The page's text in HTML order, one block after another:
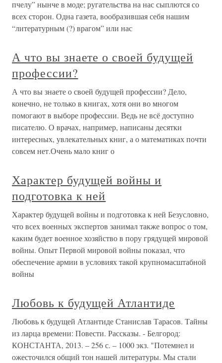
пчелу” нынче в моде; ругательства на нас сыплются со
всех сторон. Одна газета, вообразившая себя нашим
“литературным (?) врагом” или нас
А что вы знаете о своей будущей
профессии?
А что вы знаете о своей будущей профессии? Дело,
конечно, не только в книгах, хотя они во многом
помогают в выборе профессии. Ведь не всё доступно
писателю. О врачах, например, написаны десятки
интересных, увлекательных книг, а о математиках почти
совсем нет.Очень мало книг о
Характер будущей войны и
подготовка к ней
Характер будущей войны и подготовка к ней Безусловно,
что всех военных экспертов занимал также вопрос о том,
каким будет военное хозяйство в пору грядущей мировой
войны. Опыт Первой мировой войны показал, что
обеспечение армии в условиях такой крупномасштабной
войны
Любовь к будущей Атлантиде
Любовь к будущей Атлантиде Станислав Тарасов. Тайны
из ларца времени: Повести. Рассказы. - Белгород:
КОНСТАНТА, 2013. – 256 с. – 1000 экз. "Потемнел и
ожесточился общий тон нашей литературы. Мы стали